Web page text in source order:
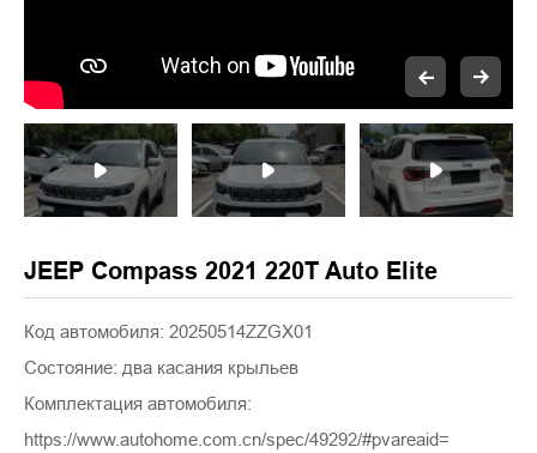
JEEP Compass 2021 220T Auto Elite
Код автомобиля: 20250514ZZGX01
Состояние: два касания крыльев
Комплектация автомобиля:
https://www.autohome.com.cn/spec/49292/#pvareaid=